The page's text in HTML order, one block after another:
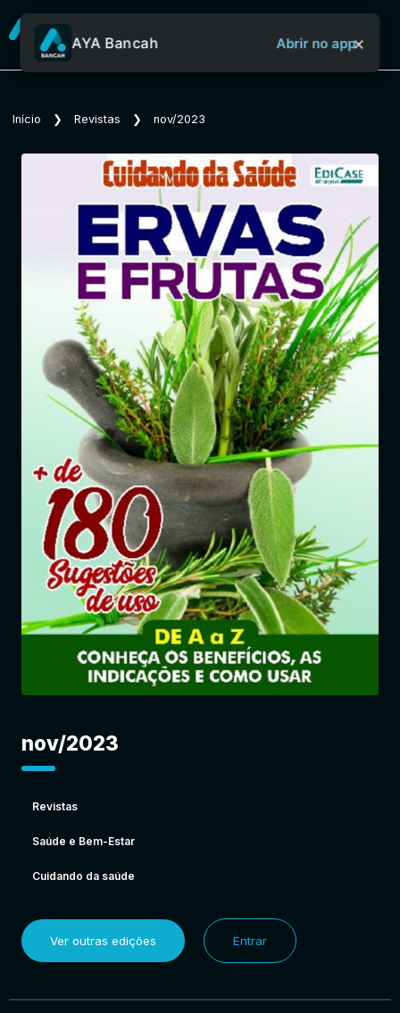
Sobre o Aya Bancah
Início
Revistas
Jornais
Notícias
Entrar
AYA Bancah Abrir no app×
Início ❯ Revistas ❯ nov/2023
nov/2023
Revistas
Saúde e Bem-Estar
Cuidando da saúde
Ver outras edições Entrar